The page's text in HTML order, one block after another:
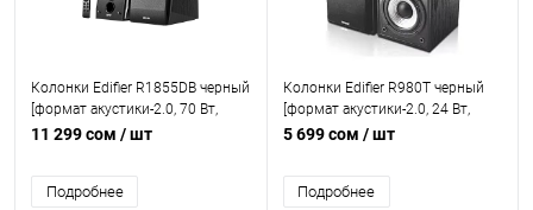
Колонки Edifier R1855DB черный
[формат акустики-2.0, 70 Вт,
беспроводной ПДУ, Bluetooth,
11 299 сом / шт
Подробнее
Колонки Edifier R980T черный
[формат акустики-2.0, 24 Вт,
питание - сеть 220 В]
5 699 сом / шт
Подробнее